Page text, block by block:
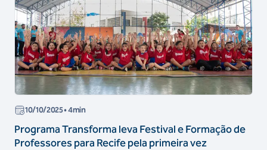
10/10/2025• 4min
Programa Transforma leva Festival e Formação de
Professores para Recife pela primeira vez